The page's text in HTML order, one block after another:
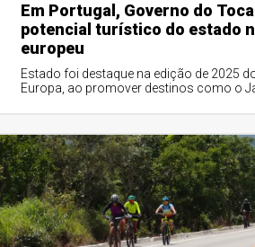
Em Portugal, Governo do
potencial turístico do estado
europeu
Estado foi destaque na edição de 2025
Europa, ao promover destinos como o